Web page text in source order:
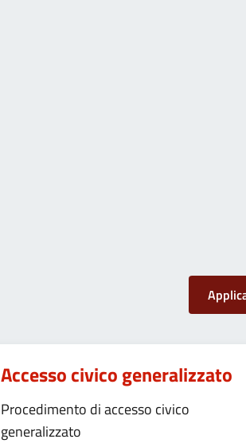
Accesso civico generalizzato
Procedimento di accesso civico
generalizzato